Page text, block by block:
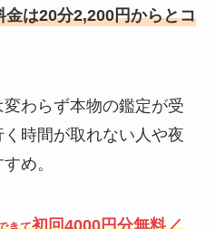
は20分2,200円からとコ
わらず本物の鑑定が受
時間が取れない人や夜
め。
初回4000円分無料／